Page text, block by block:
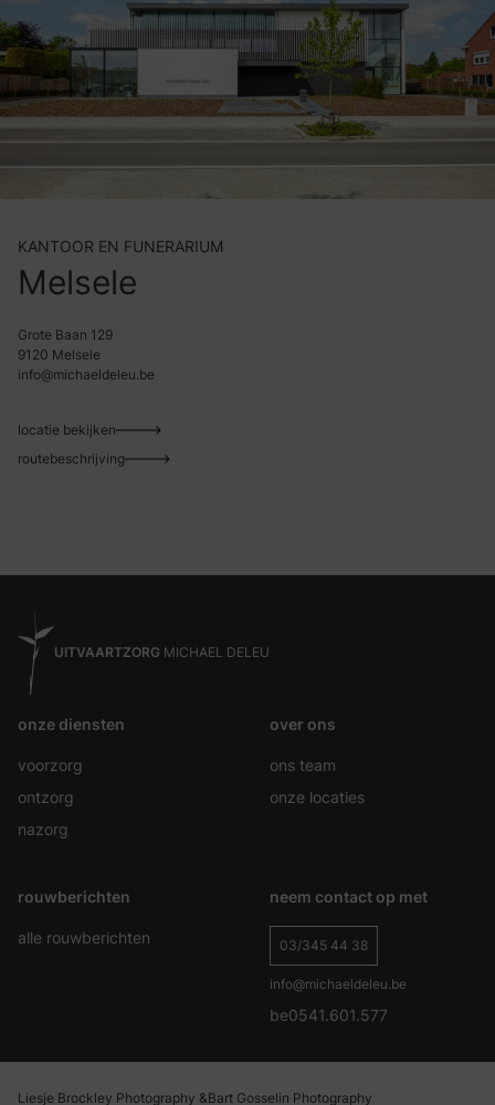
KANTOOR EN FUNERARIUM
Melsele
Grote Baan 129
9120 Melsele
info@michaeldeleu.be
locatie bekijken
routebeschrijving
UITVAARTZORG MICHAEL DELEU
onze diensten
voorzorg
ontzorg
nazorg
over ons
ons team
onze locaties
rouwberichten
alle rouwberichten
neem contact op met
03/345 44 38
info@michaeldeleu.be
be0541.601.577
Liesje Brockley Photography &Bart Gosselin Photography